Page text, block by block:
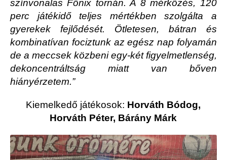
színvonalas Főnix tornán. A 8 mérkőzés, 120
perc játékidő teljes mértékben szolgálta a
gyerekek fejlődését. Ötletesen, bátran és
kombinatívan fociztunk az egész nap folyamán
de a meccsek közbeni egy-két figyelmetlenség,
dekoncentráltság miatt van bőven
hiányérzetem.”
Kiemelkedő játékosok: Horváth Bódog,
Horváth Péter, Bárány Márk